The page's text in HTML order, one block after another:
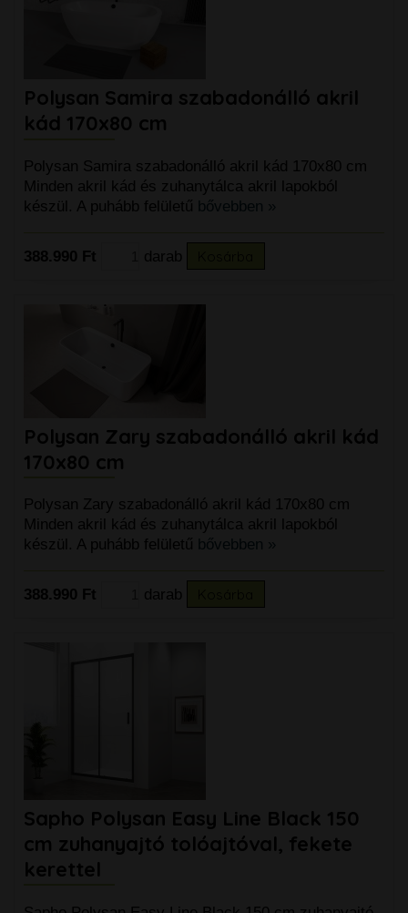
Polysan Samira szabadonálló akril
kád 170x80 cm
Polysan Samira szabadonálló akril kád 170x80 cm
Minden akril kád és zuhanytálca akril lapokból
készül. A puhább felületű bővebben »
388.990 Ft darab
Polysan Zary szabadonálló akril kád
170x80 cm
Polysan Zary szabadonálló akril kád 170x80 cm
Minden akril kád és zuhanytálca akril lapokból
készül. A puhább felületű bővebben »
388.990 Ft darab
Sapho Polysan Easy Line Black 150
cm zuhanyajtó tolóajtóval, fekete
kerettel